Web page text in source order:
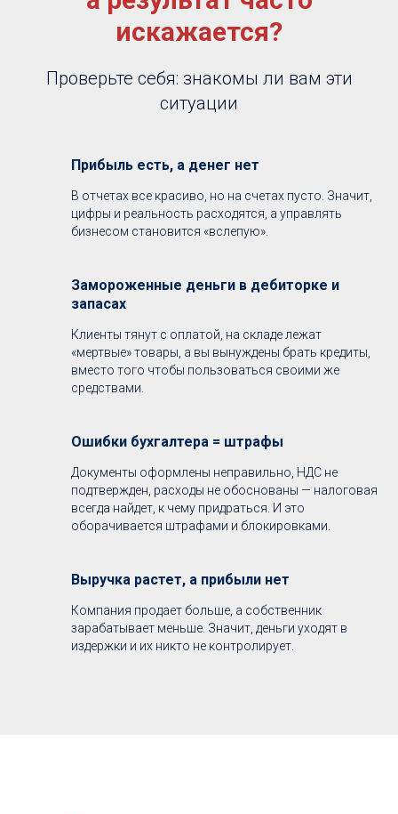
искажается?
Проверьте себя: знакомы ли вам эти
ситуации
Прибыль есть, а денег нет
В отчетах все красиво, но на счетах пусто. Значит,
цифры и реальность расходятся, а управлять
бизнесом становится «вслепую».
Замороженные деньги в дебиторке и
запасах
Клиенты тянут с оплатой, на складе лежат
«мертвые» товары, а вы вынуждены брать кредиты,
вместо того чтобы пользоваться своими же
средствами.
Ошибки бухгалтера = штрафы
Документы оформлены неправильно, НДС не
подтвержден, расходы не обоснованы — налоговая
всегда найдет, к чему придраться. И это
оборачивается штрафами и блокировками.
Выручка растет, а прибыли нет
Компания продает больше, а собственник
зарабатывает меньше. Значит, деньги уходят в
издержки и их никто не контролирует.